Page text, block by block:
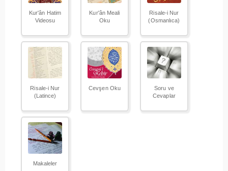
Kur'ân Hatim
Videosu
Kur'ân Meali
Oku
Risale-i Nur
(Osmanlıca)
Risale-i Nur
(Latince)
Cevşen Oku
Soru ve
Cevaplar
Makaleler